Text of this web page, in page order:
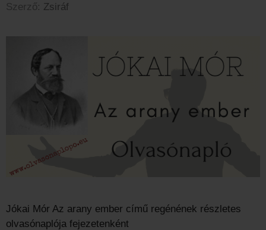
Szerző: Zsiráf
Jókai Mór Az arany ember című regénének részletes
olvasónaplója fejezetenként